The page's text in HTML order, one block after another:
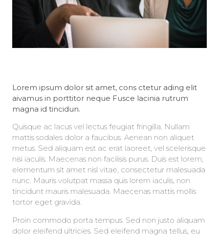
Lorem ipsum dolor sit amet, cons ctetur ading elit
aivamus in porttitor neque Fusce lacinia rutrum
magna id tincidun.
Quisque ac lacus vel lectus feugiat fringilla. Nullam
mattis sodales dolor a faucibus. Aenean non aliquet
metus. Sed aliquam est ac erat laoreet, vel scelerisque
nisi iaculis. Maecenas non facilisis purus. Duis est lorem,
elementum sit amet nisl vitae, consectetur malesuada
nunc. Mauris volutpat massa quis lorem iaculis, non
tincidunt mauris malesuada. Maecenas mattis mollis
tortor eget gravida.
Proin commodo porta tempus. Sed non justo aliquam
dolor eleifend ultricies. Sed eleifend magna tellus, eu